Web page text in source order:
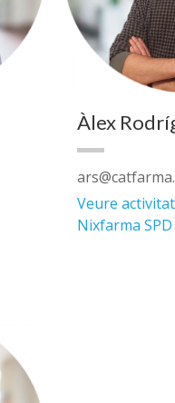
Àlex
Veure
Nixfarma SPD